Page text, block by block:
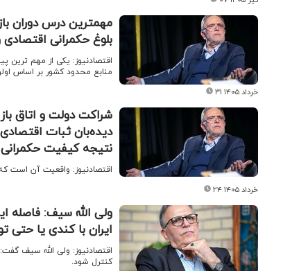
مهمترین درس دوران
بلوغ حکمرانی
اقتصادنیوز: یکی از مهم‌ ترین
منابع محدود کشور بر اساس
۳۱ خرداد ۱۴۰۵
شراکت دولت و اتاق
دیده‌بان ثبات
نتیجه کیفیت
اقتصادنیوز: واقعیت آن است
۲۴ خرداد ۱۴۰۵
ولی الله سیف: فاصله
ایران با کندی یا
اقتصادنیوز: ولی الله سیف
کنترل شود.